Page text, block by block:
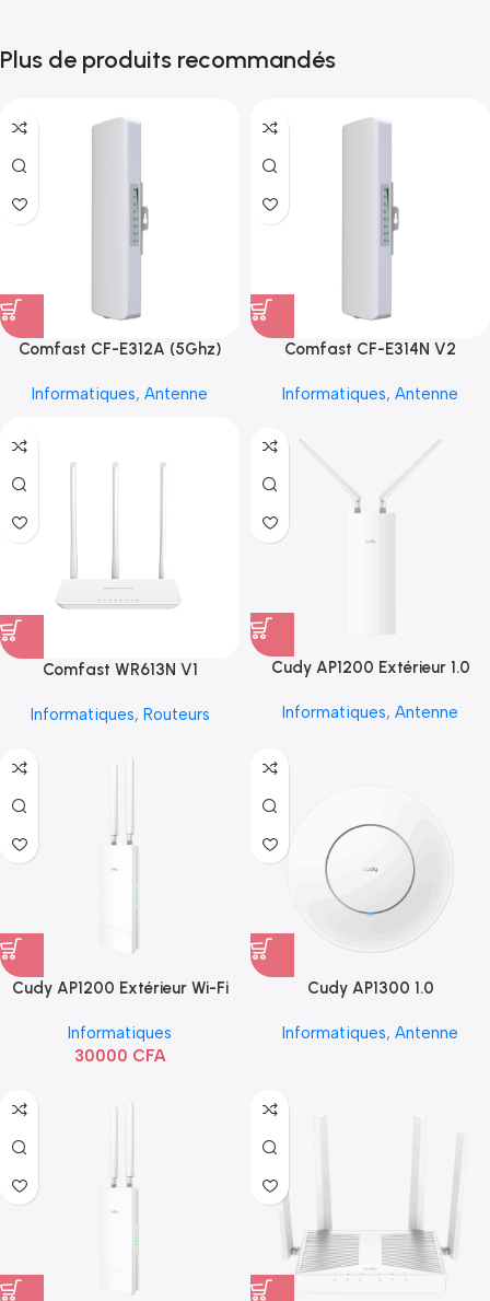
Plus de produits recommandés
Comfast CF-E312A (5Ghz)
Informatiques, Antenne
Comfast CF-E314N V2
Informatiques, Antenne
Comfast WR613N V1
Informatiques, Routeurs
Cudy AP1200 Extérieur 1.0
Informatiques, Antenne
Cudy AP1200 Extérieur Wi-Fi
Informatiques
30000 CFA
Cudy AP1300 1.0
Informatiques, Antenne